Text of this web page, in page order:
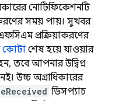
নোটিফিকেশনটি
সময় পায়। সুখবর
প্রক্রিয়াকরণের
কোটা শেষ হয়ে যাওয়ার
তবে আপনার উদ্বিগ্ন
উচ্চ অগ্রাধিকারের
ডিসপ্যাচ